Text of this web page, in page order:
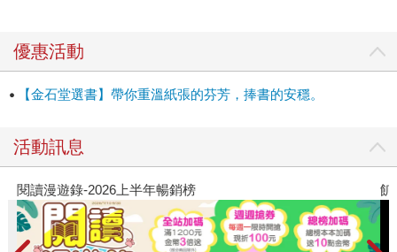
優惠活動
【金石堂選書】帶你重溫紙張的芬芳，捧書的安穩。
活動訊息
閱讀漫遊錄-2026上半年暢銷榜 飢